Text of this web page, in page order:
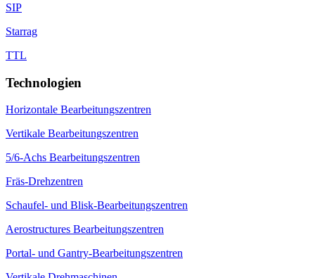
SIP
Starrag
TTL
Technologien
Horizontale Bearbeitungszentren
Vertikale Bearbeitungszentren
5/6-Achs Bearbeitungszentren
Fräs-Drehzentren
Schaufel- und Blisk-Bearbeitungszentren
Aerostructures Bearbeitungszentren
Portal- und Gantry-Bearbeitungszentren